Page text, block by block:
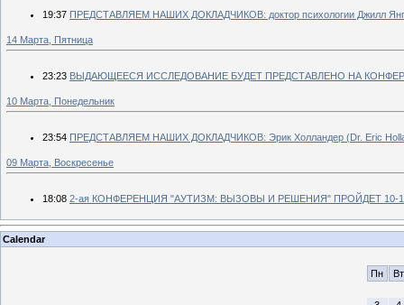
19:37 ПРЕДСТАВЛЯЕМ НАШИХ ДОКЛАДЧИКОВ: доктор психологии Джилл Янг
14 Марта, Пятница
23:23 ВЫДАЮЩЕЕСЯ ИССЛЕДОВАНИЕ БУДЕТ ПРЕДСТАВЛЕНО НА
10 Марта, Понедельник
23:54 ПРЕДСТАВЛЯЕМ НАШИХ ДОКЛАДЧИКОВ: Эрик Холландер (Dr. Eric
09 Марта, Воскресенье
18:08 2-ая КОНФЕРЕНЦИЯ "АУТИЗМ: ВЫЗОВЫ И РЕШЕНИЯ" ПРОЙДЕТ 10-
Calendar
Пн Вт